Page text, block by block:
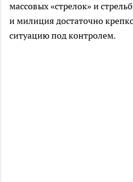
массовых «стрелок» и
и милиция достаточно
ситуацию под контролем.